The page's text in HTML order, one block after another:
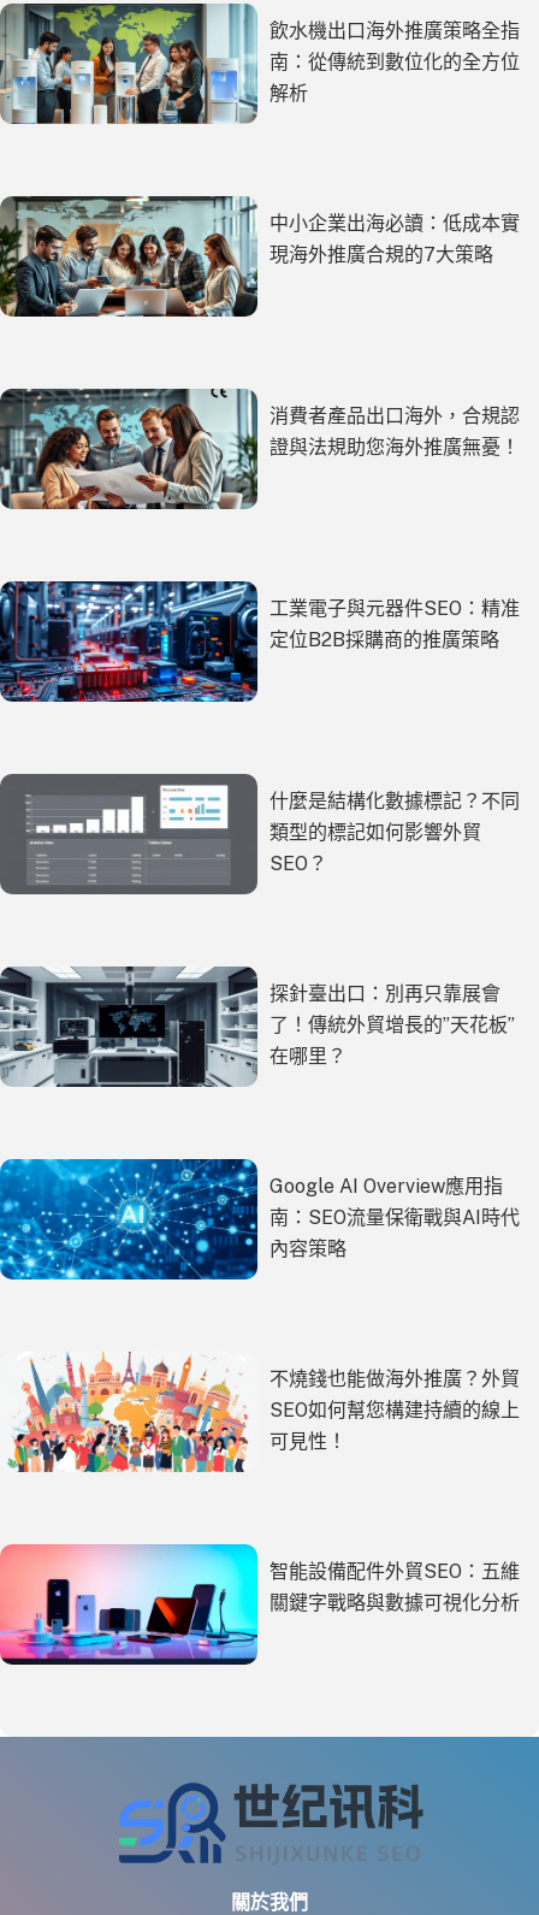
飲水機出口海外推廣策略全指
南：從傳統到數位化的全方位
解析
中小企業出海必讀：低成本實
現海外推廣合規的7大策略
消費者產品出口海外，合規認
證與法規助您海外推廣無憂！
工業電子與元器件SEO：精准
定位B2B採購商的推廣策略
什麼是結構化數據標記？不同
類型的標記如何影響外貿
SEO？
探針臺出口：別再只靠展會
了！傳統外貿增長的”天花板”
在哪里？
Google AI Overview應用指
南：SEO流量保衛戰與AI時代
內容策略
不燒錢也能做海外推廣？外貿
SEO如何幫您構建持續的線上
可見性！
智能設備配件外貿SEO：五維
關鍵字戰略與數據可視化分析
關於我們